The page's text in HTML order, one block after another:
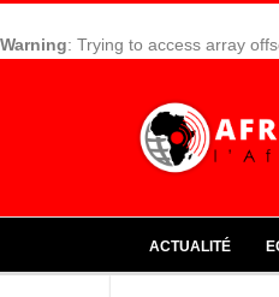
Warning: Trying to access array
ACTUALITÉ